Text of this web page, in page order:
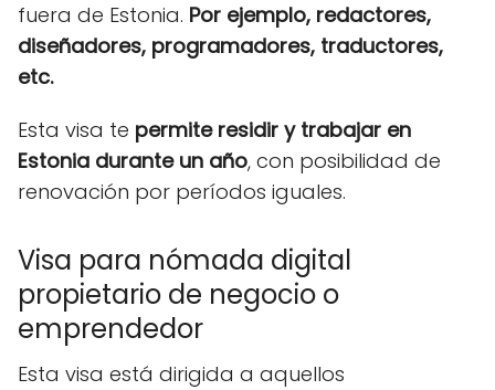
fuera de Estonia. Por ejemplo, redactores,
diseñadores, programadores, traductores,
etc.
Esta visa te permite residir y trabajar en
Estonia durante un año, con posibilidad de
renovación por períodos iguales.
Visa para nómada digital
propietario de negocio o
emprendedor
Esta visa está dirigida a aquellos